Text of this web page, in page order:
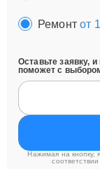
Ремонтот
Оставьте заявку,
поможет с
Нажимая на кнопку,
соответствии